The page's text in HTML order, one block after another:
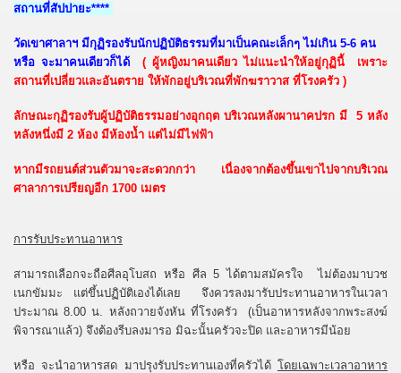
สถานที่สัปปายะ****
วัดเขาศาลาฯ มีกุฏิรองรับนักปฏิบัติธรรมที่มาเป็นคณะเล็กๆ ไม่เกิน 5-6 คน
หรือ จะมาคนเดียวก็ได้
( ผู้หญิงมาคนเดียว ไม่แนะนำให้อยู่กุฏินี้ เพราะ
สถานที่เปลี่ยวและอันตราย ให้พักอยู่บริเวณที่พักฆราวาส ที่โรงครัว )
ลักษณะกุฏิรองรับผู้ปฏิบัติธรรมอย่างอุกฤต บริเวณหลังผานาคปรก มี 5 หลัง
หลังหนึ่งมี 2 ห้อง มีห้องน้ำ แต่ไม่มีไฟฟ้า
หากมีรถยนต์ส่วนตัวมาจะสะดวกกว่า เนื่องจากต้องขึ้นเขาไปจากบริเวณ
ศาลาการเปรียญอีก 1700 เมตร
การรับประทานอาหาร
สามารถเลือกจะถือศีลอุโบสถ หรือ ศีล 5 ได้ตามสมัครใจ ไม่ต้องมาบวช
เนกขัมมะ แต่ขึ้นปฏิบัติเองได้เลย จึงควรลงมารับประทานอาหารในเวลา
ประมาณ 8.00 น. หลังถวายจังหัน ที่โรงครัว (เป็นอาหารหลังจากพระสงฆ์
พิจารณาแล้ว) จึงต้องรีบลงมารอ มิฉะนั้นครัวจะปิด และอาหารมีน้อย
หรือ จะนำอาหารสด มาปรุงรับประทานเองที่ครัวได้ โดยเฉพาะเวลาอาหาร